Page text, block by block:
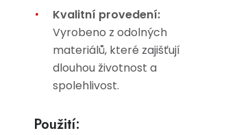
Kvalitní provedení:
Vyrobeno z odolných
materiálů, které zajišťují
dlouhou životnost a
spolehlivost.
Použití: